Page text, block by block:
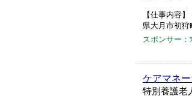
【仕事内容
県大月市初
スポンサー：
ケアマネ
特別養護老